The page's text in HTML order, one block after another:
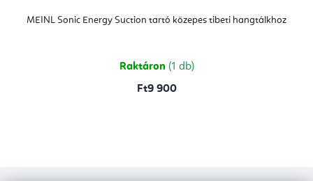
MEINL Sonic Energy Suction tartó közepes tibeti hangtálkhoz
Raktáron (1 db)
Ft9 900